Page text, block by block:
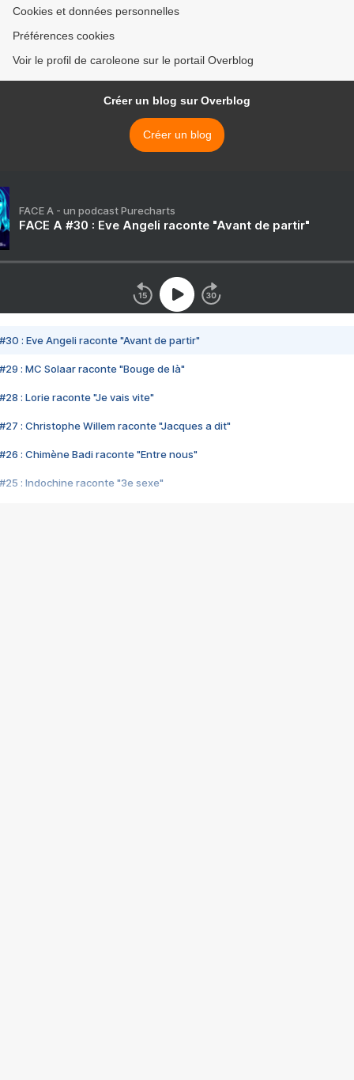
Cookies et données personnelles
Préférences cookies
Voir le profil de caroleone sur le portail Overblog
Créer un blog sur Overblog
Créer un blog
FACE A - un podcast Purecharts
FACE A #30 : Eve Angeli raconte "Avant de partir"
#30 : Eve Angeli raconte "Avant de partir"
#29 : MC Solaar raconte "Bouge de là"
#28 : Lorie raconte "Je vais vite"
#27 : Christophe Willem raconte "Jacques a dit"
#26 : Chimène Badi raconte "Entre nous"
#25 : Indochine raconte "3e sexe"